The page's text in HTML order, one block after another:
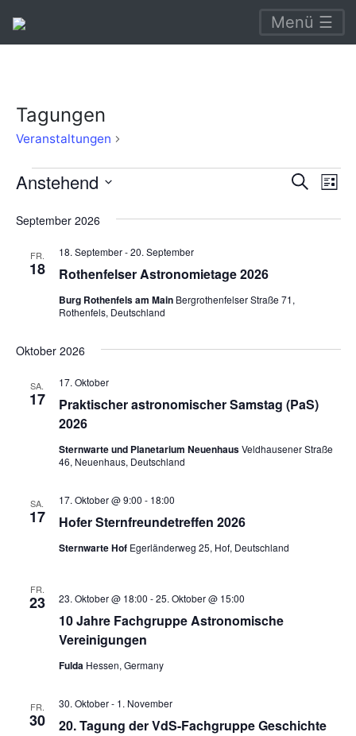
Menü ☰
Tagungen
Veranstaltungen
Veranstaltungen SucheListe
Anstehend
wählen.
September 2026
FR.
18 Rothenfelser Astronomietage 2026
18. September-20. September
Burg Rothenfels am Main Bergrothenfelser Straße 71,
Rothenfels, Deutschland
Oktober 2026
SA.
17
Praktischer astronomischer Samstag (PaS)
2026
17. Oktober
Sternwarte und Planetarium NeuenhausVeldhausener Straße
46, Neuenhaus, Deutschland
SA.
17 Hofer Sternfreundetreffen 2026
17. Oktober @ 9:00 - 18:00
Sternwarte Hof Egerländerweg 25, Hof, Deutschland
FR.
23
10 Jahre Fachgruppe Astronomische
Vereinigungen
23. Oktober @ 18:00 -25. Oktober @ 15:00
Fulda Hessen, Germany
FR.
30 20. Tagung der VdS-Fachgruppe Geschichte
30. Oktober- 1. November